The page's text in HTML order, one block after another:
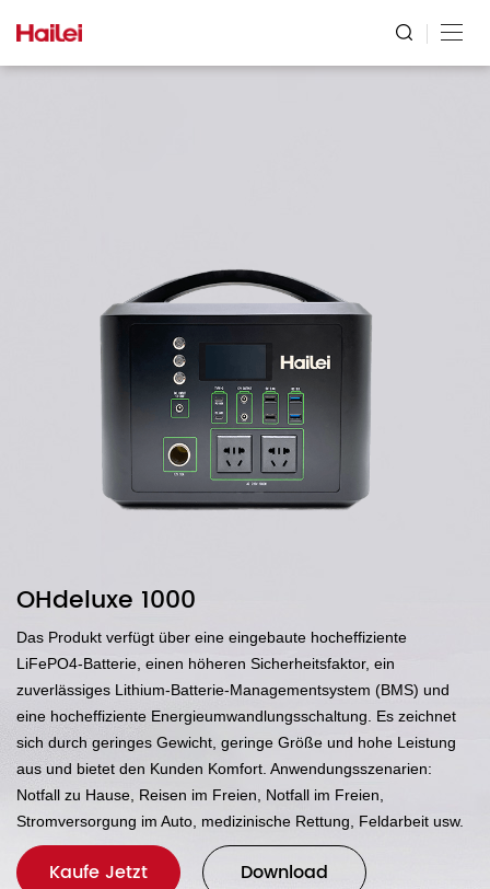
OHdeluxe 1000
Das Produkt verfügt über eine eingebaute hocheffiziente
LiFePO4-Batterie, einen höheren Sicherheitsfaktor, ein
zuverlässiges Lithium-Batterie-Managementsystem (BMS) und
eine hocheffiziente Energieumwandlungsschaltung. Es zeichnet
sich durch geringes Gewicht, geringe Größe und hohe Leistung
aus und bietet den Kunden Komfort. Anwendungsszenarien:
Notfall zu Hause, Reisen im Freien, Notfall im Freien,
Stromversorgung im Auto, medizinische Rettung, Feldarbeit usw.
Kaufe Jetzt Download